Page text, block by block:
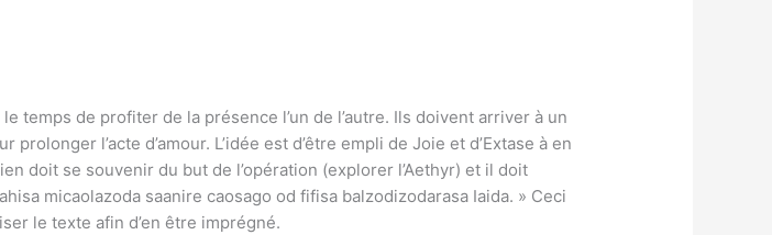
temps de profiter de la présence l’un de l’autre. Ils doivent arriver à un
l’acte d’amour. L’idée est d’être empli de Joie et d’Extase à en
doit se souvenir du but de l’opération (explorer l’Aethyr) et il doit
micaolazoda saanire caosago od fifisa balzodizodarasa Iaida. » Ceci
le texte afin d’en être imprégné.